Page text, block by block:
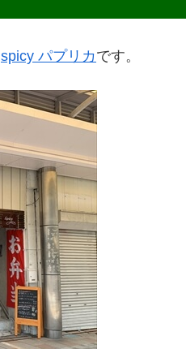
spicy パプリカです。